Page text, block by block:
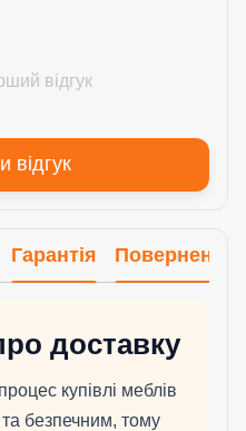
відгук
відгук
Гарантія Повернення
доставку
купівлі меблів
безпечним, тому